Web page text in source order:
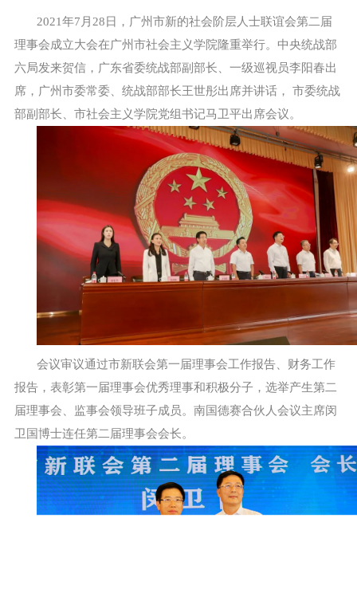
2021年7月28日，广州市新的社会阶层人士联谊会第二届
理事会成立大会在广州市社会主义学院隆重举行。中央统战部
六局发来贺信，广东省委统战部副部长、一级巡视员李阳春出
席，广州市委常委、统战部部长王世彤出席并讲话， 市委统战
部副部长、市社会主义学院党组书记马卫平出席会议。
会议审议通过市新联会第一届理事会工作报告、财务工作
报告，表彰第一届理事会优秀理事和积极分子，选举产生第二
届理事会、监事会领导班子成员。南国德赛合伙人会议主席闵
卫国博士连任第二届理事会会长。